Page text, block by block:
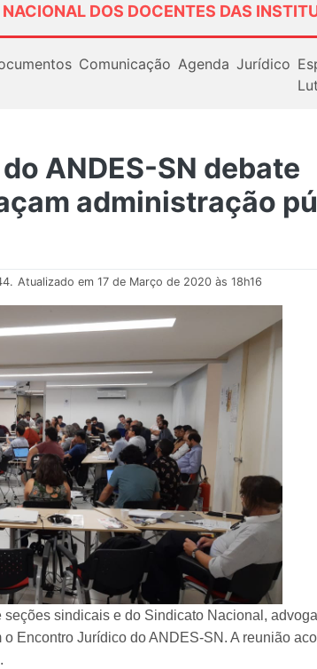
DOS DOCENTES DAS
Comunicação Agenda Jurídico
ANDES-SN debate
administração
Atualizado em 17 de Março de 2020 às 18h16
sindicais e do Sindicato Nacional,
Encontro Jurídico do ANDES-SN. A reunião